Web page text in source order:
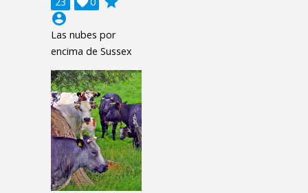
account_circle
Las nubes por
encima de Sussex